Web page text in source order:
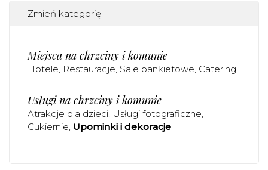
Zmień kategorię
Miejsca na chrzciny i komunie
Hotele Restauracje Sale bankietowe Catering
Usługi na chrzciny i komunie
Atrakcje dla dzieci Usługi fotograficzne
Cukiernie Upominki i dekoracje